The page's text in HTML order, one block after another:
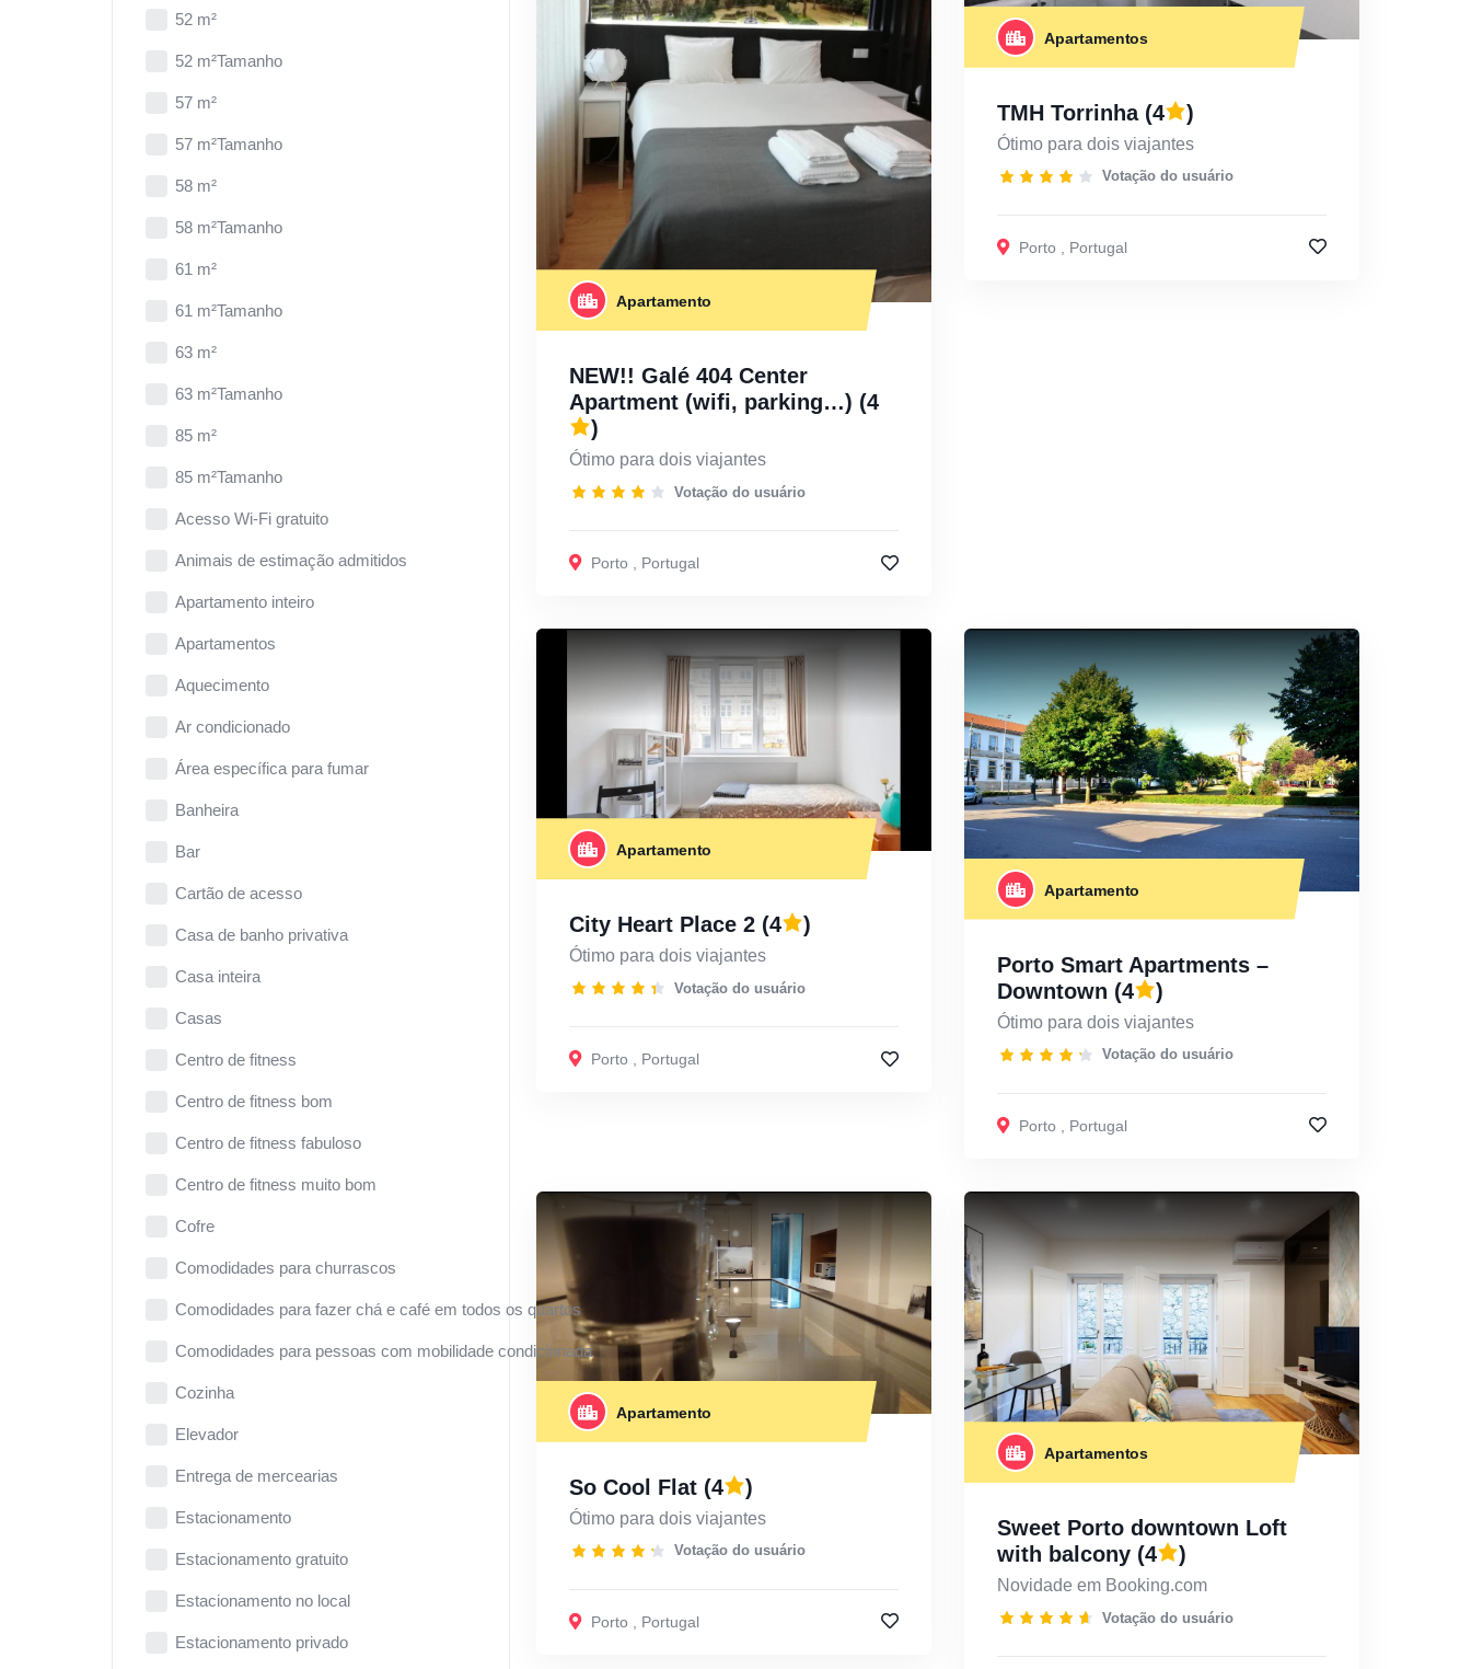
52 m²
52 m²Tamanho
57 m²
57 m²Tamanho
58 m²
58 m²Tamanho
61 m²
61 m²Tamanho
63 m²
63 m²Tamanho
85 m²
85 m²Tamanho
Acesso Wi-Fi gratuito
Animais de estimação admitidos
Apartamento inteiro
Apartamentos
Aquecimento
Ar condicionado
Área específica para fumar
Banheira
Bar
Cartão de acesso
Casa de banho privativa
Casa inteira
Casas
Centro de fitness
Centro de fitness bom
Centro de fitness fabuloso
Centro de fitness muito bom
Cofre
Comodidades para churrascos
Comodidades para fazer chá e café em todos os quartos
Comodidades para pessoas com mobilidade condicionada
Cozinha
Elevador
Entrega de mercearias
Estacionamento
Estacionamento gratuito
Estacionamento no local
Estacionamento privado
Apartamento
NEW!! Galé 404 Center
Apartment (wifi, parking…) (4
)
Ótimo para dois viajantes
Votação do usuário
Porto , Portugal
Apartamentos
TMH Torrinha(4 )
Ótimo para dois viajantes
Votação do usuário
Porto Portugal
Apartamento
City Heart Place 2(4 )
Ótimo para dois viajantes
Votação do usuário
Porto Portugal
Apartamento
Porto Smart Apartments –
Downtown (4 )
Ótimo para dois viajantes
Votação do usuário
Porto Portugal
Apartamento
So Cool Flat(4 )
Ótimo para dois viajantes
Votação do usuário
Porto Portugal
Apartamentos
Sweet Porto downtown Loft
with balcony(4 )
Novidade em Booking.com
Votação do usuário